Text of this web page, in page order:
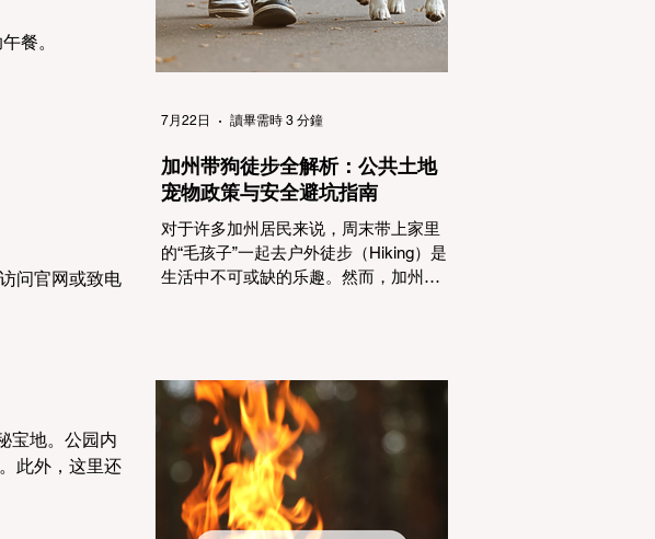
餐。
问官网或致电
宝地。公园内
此外，这里还
至R3）来规范通行车辆： R1 管制
(Requirement 1) 规定内容： 所有车辆必
须安装防滑链。 豁免条件： 乘用车
（Light Trucks）只要配备了雪地轮胎
加州带狗徒步全解析：公共土地
宠物政策与安全避坑指南
对于许多加州居民来说，周末带上家里
的“毛孩子”一起去户外徒步（Hiking）是
生活中不可或缺的乐趣。然而，加州拥
到了步道口才绝望地看到一块大大的
"No Dogs on Trail"（步道严禁犬只） 的
指示牌，这无疑会彻底毁掉整个周末。
为了避免“带狗碰壁”，您必须在出发前清
楚地了解不同公共土地系统对宠物政
策，掌握实用的路线筛选工具，并警惕
7月22日 讀畢需時 3 分鐘